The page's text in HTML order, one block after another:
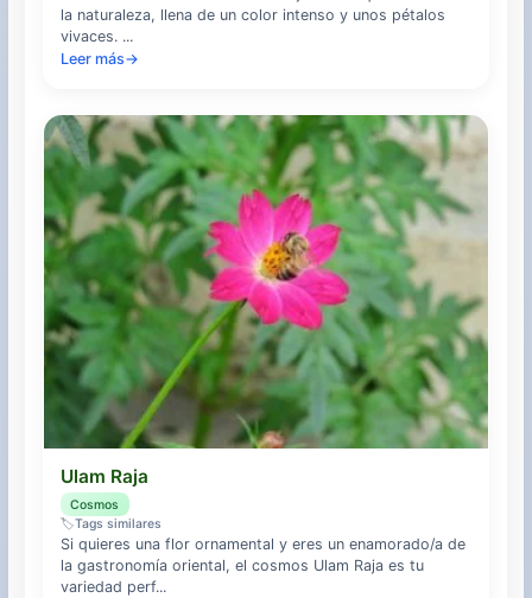
la naturaleza, llena de un color intenso y unos pétalos
vivaces. ...
Leer más→
Ulam Raja
Cosmos
🏷️Tags similares
Si quieres una flor ornamental y eres un enamorado/a de
la gastronomía oriental, el cosmos Ulam Raja es tu
variedad perf...